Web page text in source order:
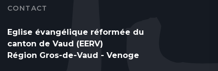
CONTACT
Eglise évangélique réformée du
canton de Vaud (EERV)
Région Gros-de-Vaud - Venoge